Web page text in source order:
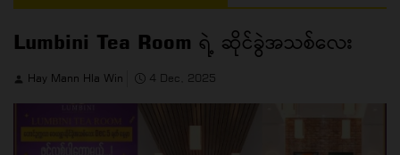
Lumbini Tea Room ရဲ့ ဆိုင်ခွဲအသစ်လေး
Hay Mann Hla Win 4 Dec, 2025